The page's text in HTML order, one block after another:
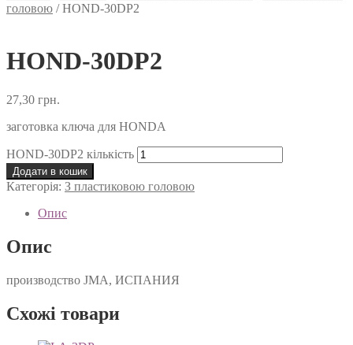
головою /HOND-30DP2
HOND-30DP2
27,30 грн.
заготовка ключа для HONDA
HOND-30DP2 кількість
Додати в кошик
Категорія: З пластиковою головою
Опис
Опис
производство JMA, ИСПАНИЯ
Схожі товари